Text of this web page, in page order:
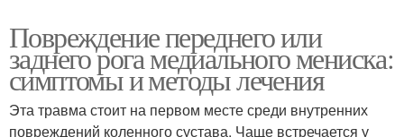
Повреждение переднего или
заднего рога медиального мениска:
симптомы и методы лечения
Эта травма стоит на первом месте среди внутренних
повреждений коленного сустава. Чаще встречается у